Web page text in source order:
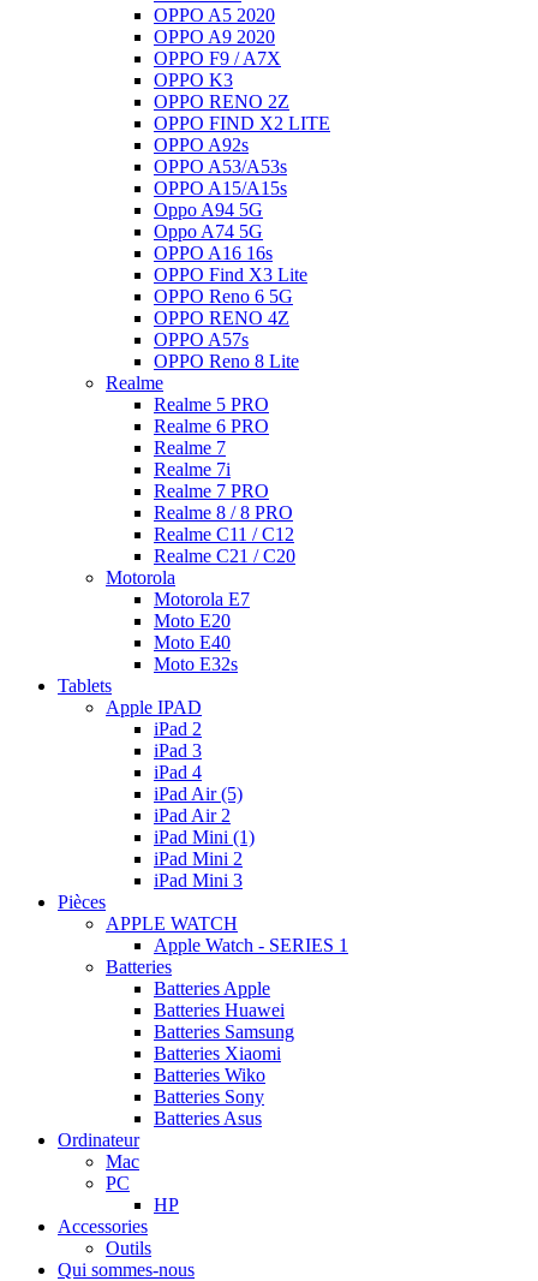
OPPO A5 2020
OPPO A9 2020
OPPO F9 / A7X
OPPO K3
OPPO RENO 2Z
OPPO FIND X2 LITE
OPPO A92s
OPPO A53/A53s
OPPO A15/A15s
Oppo A94 5G
Oppo A74 5G
OPPO A16 16s
OPPO Find X3 Lite
OPPO Reno 6 5G
OPPO RENO 4Z
OPPO A57s
OPPO Reno 8 Lite
Realme
Realme 5 PRO
Realme 6 PRO
Realme 7
Realme 7i
Realme 7 PRO
Realme 8 / 8 PRO
Realme C11 / C12
Realme C21 / C20
Motorola
Motorola E7
Moto E20
Moto E40
Moto E32s
Tablets
Apple IPAD
iPad 2
iPad 3
iPad 4
iPad Air (5)
iPad Air 2
iPad Mini (1)
iPad Mini 2
iPad Mini 3
Pièces
APPLE WATCH
Apple Watch - SERIES 1
Batteries
Batteries Apple
Batteries Huawei
Batteries Samsung
Batteries Xiaomi
Batteries Wiko
Batteries Sony
Batteries Asus
Ordinateur
Mac
PC
HP
Accessories
Outils
Qui sommes-nous